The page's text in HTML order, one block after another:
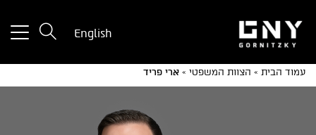
English
עמוד הבית » הצוות המשפטי » ארי פריד